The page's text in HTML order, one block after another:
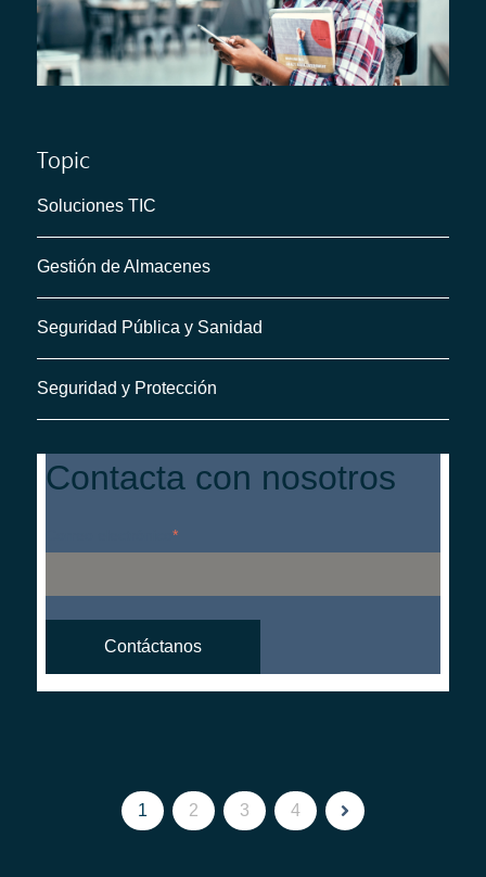
Topic
Soluciones TIC
Gestión de Almacenes
Seguridad Pública y Sanidad
Seguridad y Protección
Contacta con nosotros
*
1 2 3 4